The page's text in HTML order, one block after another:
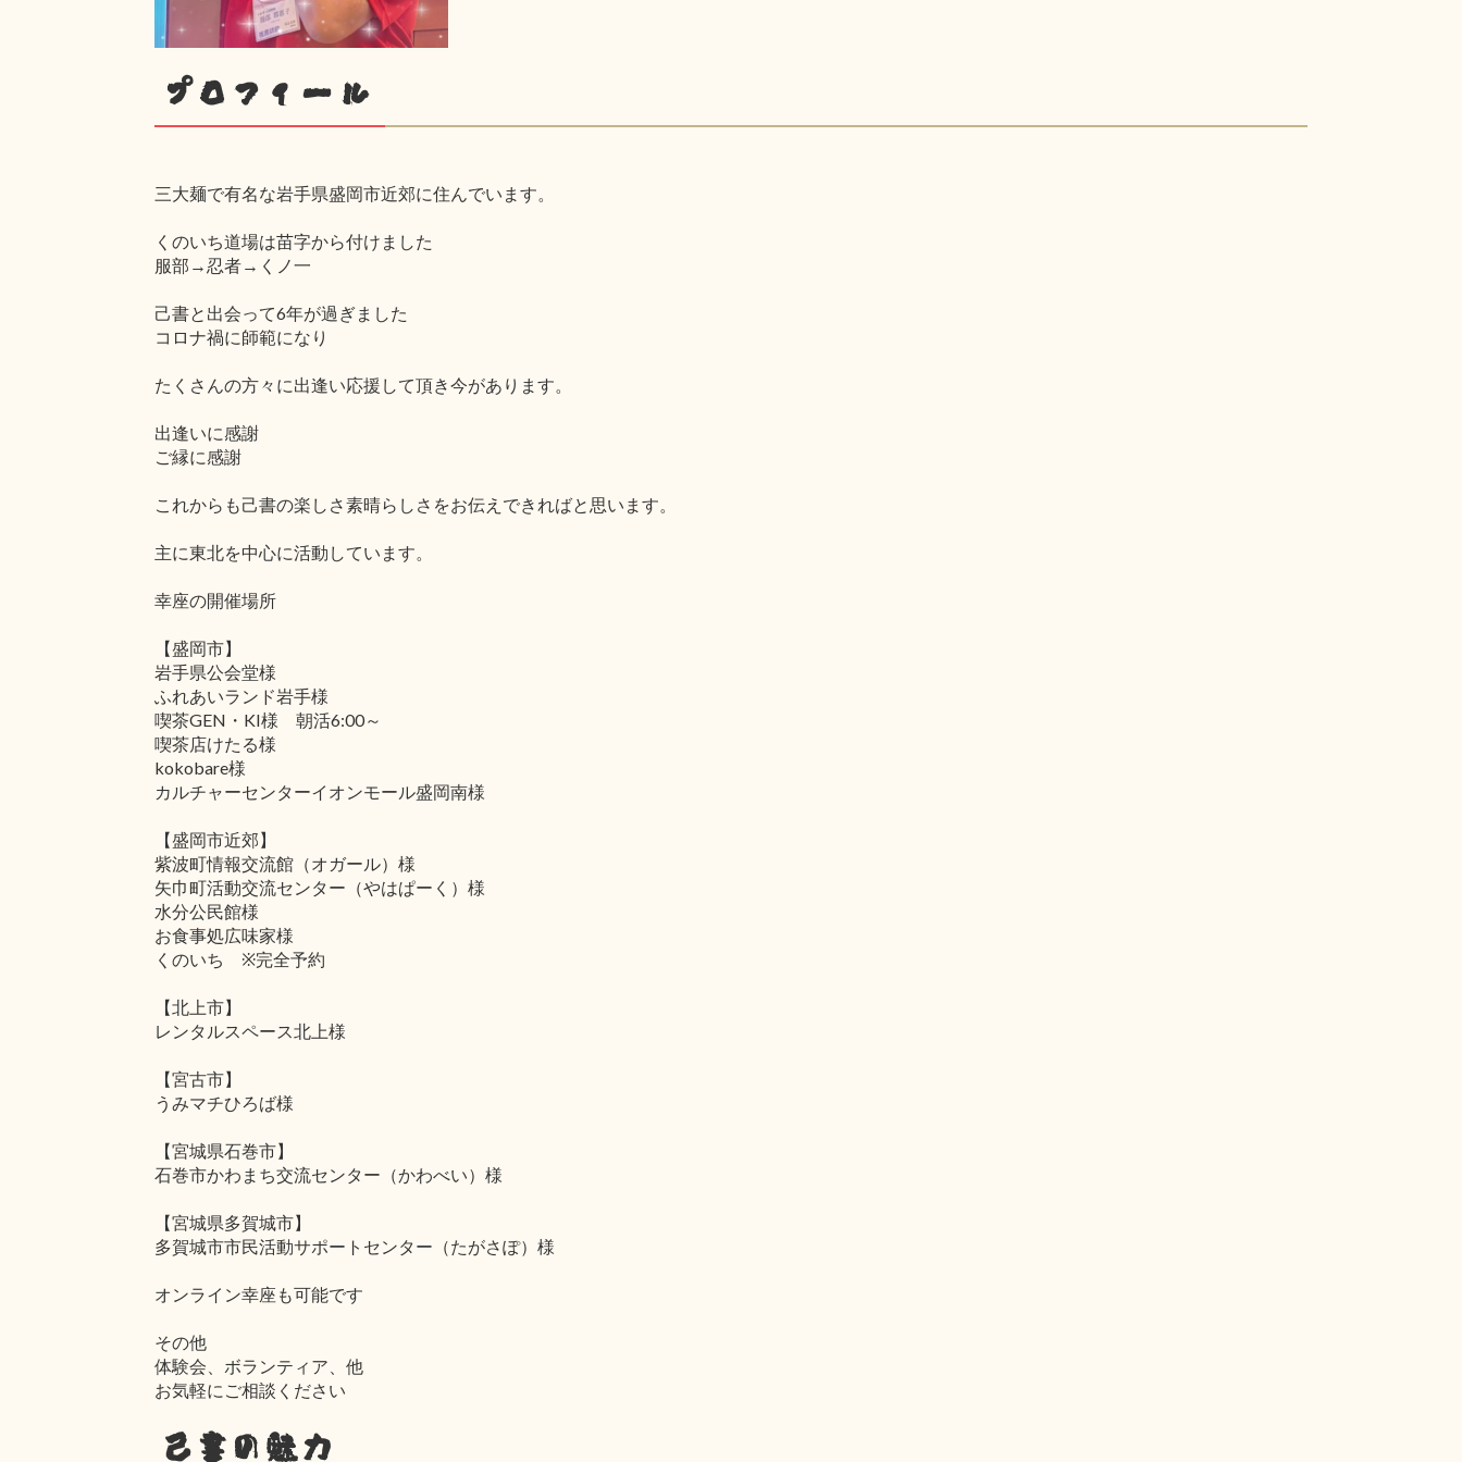
プロフィール
三大麺で有名な岩手県盛岡市近郊に住んでいます。
くのいち道場は苗字から付けました
服部→忍者→くノ一
己書と出会って6年が過ぎました
コロナ禍に師範になり
たくさんの方々に出逢い応援して頂き今があります。
出逢いに感謝
ご縁に感謝
これからも己書の楽しさ素晴らしさをお伝えできればと思います。
主に東北を中心に活動しています。
幸座の開催場所
【盛岡市】
岩手県公会堂様
ふれあいランド岩手様
喫茶GEN・KI様 朝活6:00～
喫茶店けたる様
kokobare様
カルチャーセンターイオンモール盛岡南様
【盛岡市近郊】
紫波町情報交流館（オガール）様
矢巾町活動交流センター（やはぱーく）様
水分公民館様
お食事処広味家様
くのいち ※完全予約
【北上市】
レンタルスペース北上様
【宮古市】
うみマチひろば様
【宮城県石巻市】
石巻市かわまち交流センター（かわべい）様
【宮城県多賀城市】
多賀城市市民活動サポートセンター（たがさぽ）様
オンライン幸座も可能です
その他
体験会、ボランティア、他
お気軽にご相談ください
己書の魅力